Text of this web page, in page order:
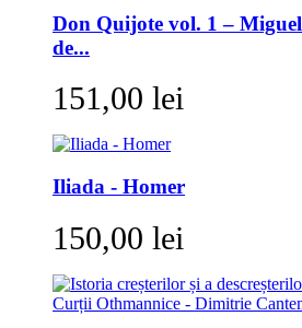
Don Quijote vol. 1 – Miguel
de...
151,00 lei
Iliada - Homer
150,00 lei